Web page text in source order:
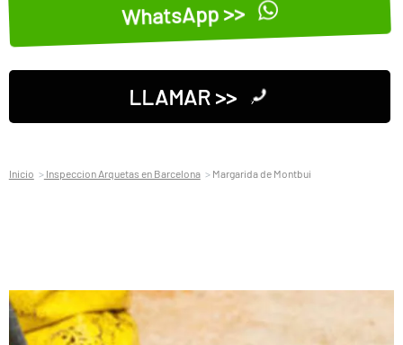
WhatsApp >>
LLAMAR >>
Inicio Inspeccion Arquetas en Barcelona Margarida de Montbui